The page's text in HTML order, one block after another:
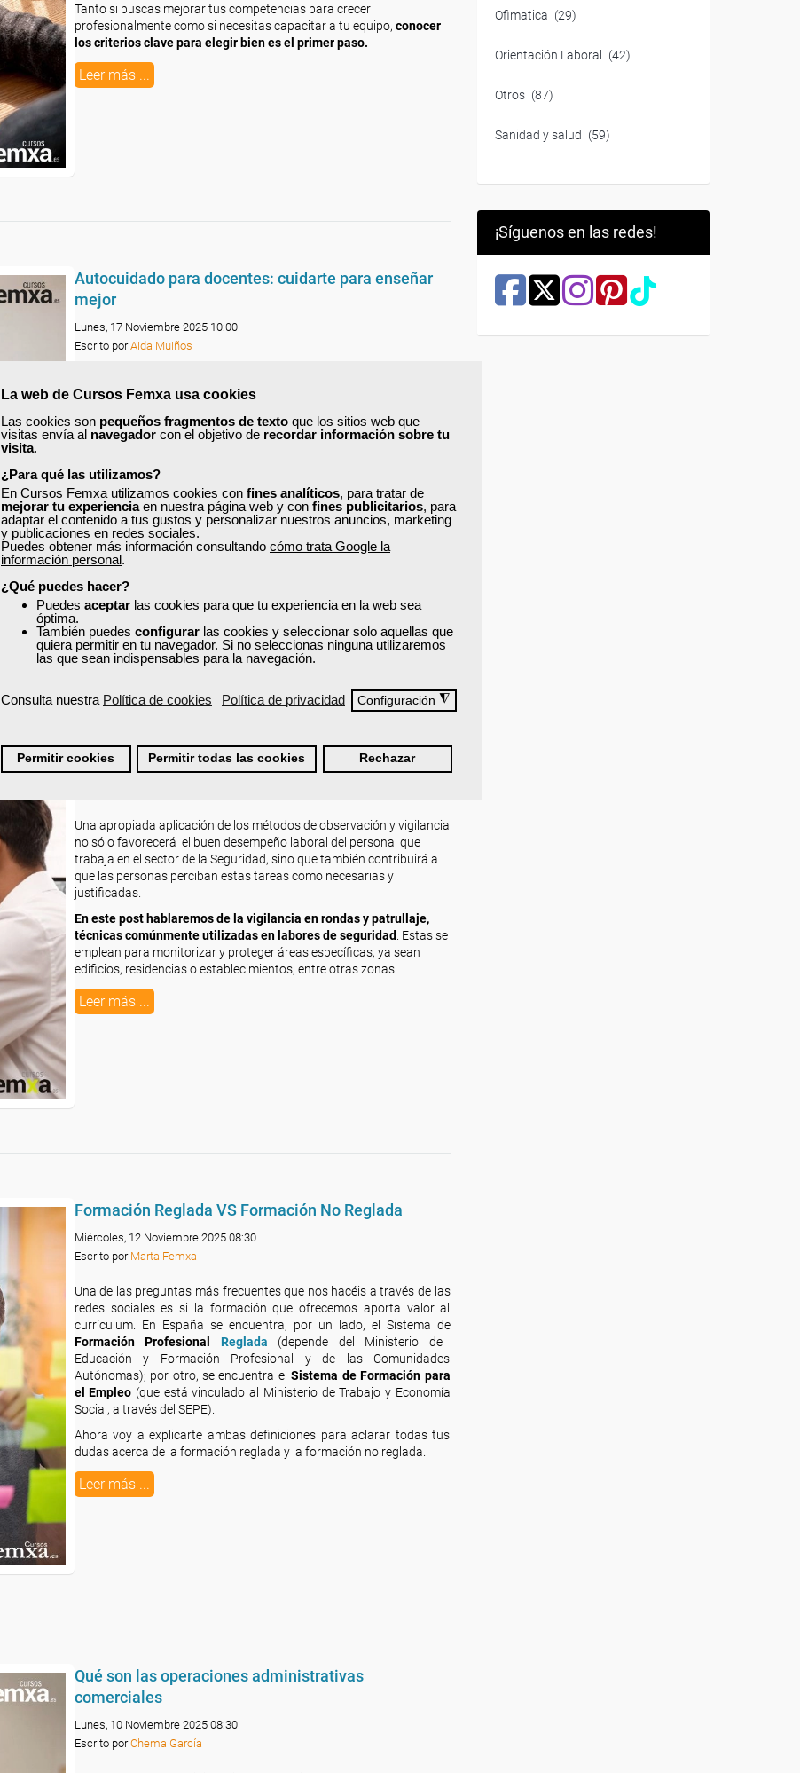
La web de Cursos Femxa usa cookies
Las cookies son pequeños fragmentos de texto que los sitios web que
visitas envía al navegador con el objetivo de recordar información sobre tu
visita.
¿Para qué las utilizamos?
En Cursos Femxa utilizamos cookies con fines analíticos, para tratar de
mejorar tu experienciaen nuestra página web y con fines publicitarios, para
adaptar el contenido a tus gustos y personalizar nuestros anuncios, marketing
y publicaciones en redes sociales.
Puedes obtener más información consultando cómo trata Google la
información personal.
¿Qué puedes hacer?
Puedes aceptar las cookies para que tu experiencia en la web sea
óptima.
También puedes configurar las cookies y seleccionar solo aquellas que
quiera permitir en tu navegador. Si no seleccionas ninguna utilizaremos
las que sean indispensables para la navegación.
Consulta nuestra Política de cookies Política de privacidad Configuración ◮
Permitir cookies Permitir todas las cookies Rechazar
Tanto si buscas mejorar tus competencias para crecer
profesionalmente como si necesitas capacitar a tu equipo, conocer
los criterios clave para elegir bien es el primer paso.
Leer más ...
Autocuidado para docentes: cuidarte para enseñar
mejor
Lunes, 17 Noviembre 2025 10:00
Escrito porAida Muiños
diez. Sobre la cama hay papeles y una tablet todavía encendida. Esa
noche apenas durmió. Lleva días preocupada por su madre, a quien
cuida y llama cada día.
docencia. Y porque quiere preparar esa clase que ayer no tuvo
tiempo de terminar.
María es esa docente apasionada que da más de lo que tiene. Y,
sin darse cuenta, se olvida de algo esencial
Leer más ...
Cuatro métodos de observación y vigilancia
Viernes, 14 Noviembre 2025 08:00
Una apropiada aplicación de los métodos de observación y vigilancia
no sólo favorecerá el buen desempeño laboral del personal que
trabaja en el sector de la Seguridad, sino que también contribuirá a
que las personas perciban estas tareas como necesarias y
justificadas.
En este post hablaremos de la vigilancia en rondas y patrullaje,
técnicas comúnmente utilizadas en labores de seguridad . Estas se
emplean para monitorizar y proteger áreas específicas, ya sean
edificios, residencias o establecimientos, entre otras zonas.
Leer más ...
Formación Reglada VS Formación No Reglada
Miércoles, 12 Noviembre 2025 08:30
Escrito por Marta Femxa
Una de las preguntas más frecuentes que nos hacéis a través de las
redes sociales es si la formación que ofrecemos aporta valor al
currículum. En España se encuentra, por un lado, el Sistema de
Formación Profesional
Reglada
(depende del Ministerio de
Educación y Formación Profesional y de las Comunidades
Autónomas); por otro, se encuentra el Sistema de Formación para
el Empleo (que está vinculado al Ministerio de Trabajo y Economía
Social, a través del SEPE).
Ahora voy a explicarte ambas definiciones para aclarar todas tus
dudas acerca de la formación reglada y la formación no reglada.
Leer más ...
Qué son las operaciones administrativas
comerciales
Lunes, 10 Noviembre 2025 08:30
Escrito porChema García
Ofimatica (29)
Orientación Laboral (42)
Otros (87)
Sanidad y salud (59)
¡Síguenos en las redes!